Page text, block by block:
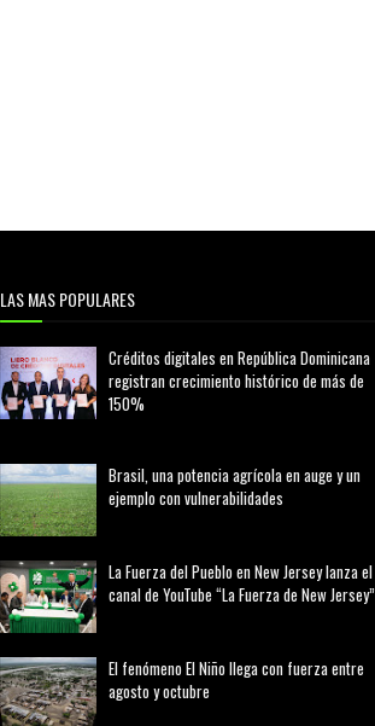
LAS MAS POPULARES
Créditos digitales en República Dominicana
registran crecimiento histórico de más de
150%
Brasil, una potencia agrícola en auge y un
ejemplo con vulnerabilidades
La Fuerza del Pueblo en New Jersey lanza el
canal de YouTube “La Fuerza de New Jersey”
El fenómeno El Niño llega con fuerza entre
agosto y octubre